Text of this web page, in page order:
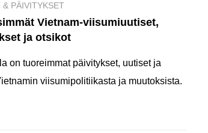
& PÄIVITYKSET
Vietnam-viisumiuutiset,
ja otsikot
on tuoreimmat päivitykset, uutiset ja
viisumipolitiikasta ja muutoksista.